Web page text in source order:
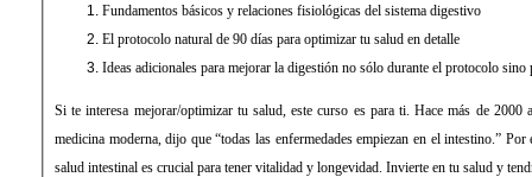
Fundamentos básicos y relaciones fisiológicas del sistema digestivo
El protocolo natural de 90 días para optimizar tu salud en detalle
Ideas adicionales para mejorar la digestión no sólo durante el protocolo sino
Si te interesa mejorar/optimizar tu salud, este curso es para ti. Hace más de 2000
medicina moderna, dijo que “todas las enfermedades empiezan en el intestino.”
salud intestinal es crucial para tener vitalidad y longevidad. Invierte en tu salud y